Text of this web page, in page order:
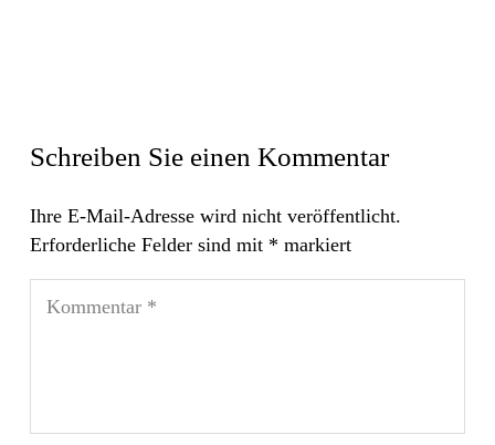
Schreiben Sie einen Kommentar
Ihre E-Mail-Adresse wird nicht veröffentlicht.
Erforderliche Felder sind mit * markiert